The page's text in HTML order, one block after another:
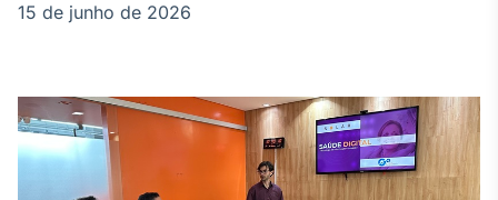
White Label
Plataforma para
conteúdos
personalizados
Soluções de Dados
15 de junho de 2026